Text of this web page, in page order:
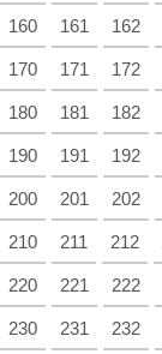
160 161 162
170 171 172
180 181 182
190 191 192
200 201 202
210 211 212
220 221 222
230 231 232